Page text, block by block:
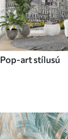
Pop-art stílusú